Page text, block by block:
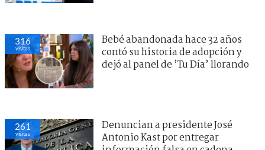
316
visitas
Bebé abandonada hace 32 años
contó su historia de adopción y
dejó al panel de ’Tu Día’ llorando
261
visitas
Denuncian a presidente José
Antonio Kast por entregar